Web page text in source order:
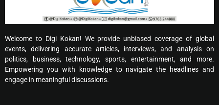
Welcome to Digi Kokan! We provide unbiased coverage of global
events, delivering accurate articles, interviews, and analysis on
politics, business, technology, sports, entertainment, and more.
Empowering you with knowledge to navigate the headlines and
engage in meaningful discussions.